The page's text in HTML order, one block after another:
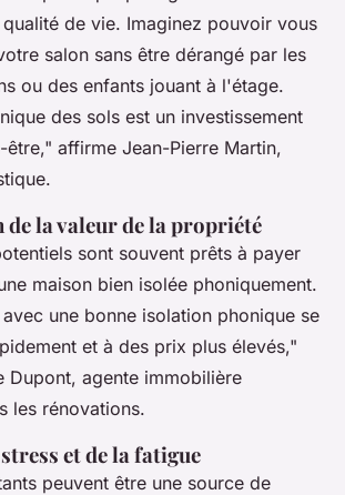
de vie. Imaginez pouvoir vous
salon sans être dérangé par les
ou des enfants jouant à l'étage.
des sols est un investissement
être," affirme Jean-Pierre Martin,
de la valeur de la propriété
sont souvent prêts à payer
maison bien isolée phoniquement.
une bonne isolation phonique se
et à des prix plus élevés,"
Dupont, agente immobilière
les rénovations.
et de la fatigue
peuvent être une source de